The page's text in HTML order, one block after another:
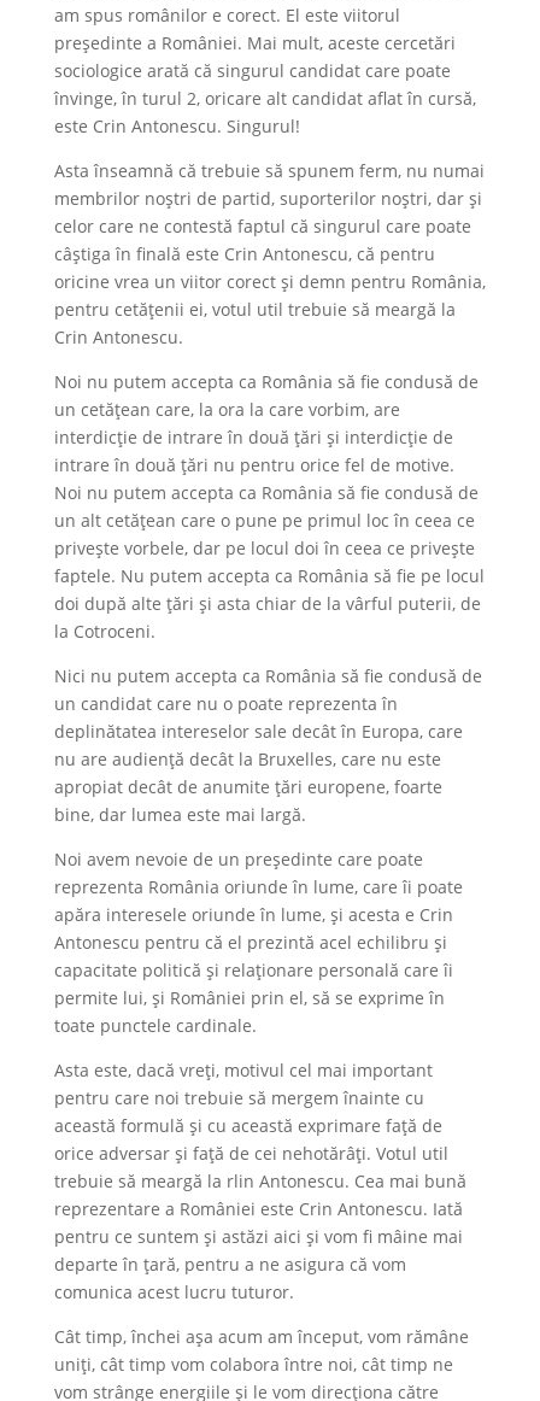
am spus românilor e corect. El este viitorul
președinte a României. Mai mult, aceste cercetări
sociologice arată că singurul candidat care poate
învinge, în turul 2, oricare alt candidat aflat în cursă,
este Crin Antonescu. Singurul!
Asta înseamnă că trebuie să spunem ferm, nu numai
membrilor noștri de partid, suporterilor noștri, dar și
celor care ne contestă faptul că singurul care poate
câștiga în finală este Crin Antonescu, că pentru
oricine vrea un viitor corect și demn pentru România,
pentru cetățenii ei, votul util trebuie să meargă la
Crin Antonescu.
Noi nu putem accepta ca România să fie condusă de
un cetățean care, la ora la care vorbim, are
interdicție de intrare în două țări și interdicție de
intrare în două țări nu pentru orice fel de motive.
Noi nu putem accepta ca România să fie condusă de
un alt cetățean care o pune pe primul loc în ceea ce
privește vorbele, dar pe locul doi în ceea ce privește
faptele. Nu putem accepta ca România să fie pe locul
doi după alte țări și asta chiar de la vârful puterii, de
la Cotroceni.
Nici nu putem accepta ca România să fie condusă de
un candidat care nu o poate reprezenta în
deplinătatea intereselor sale decât în Europa, care
nu are audiență decât la Bruxelles, care nu este
apropiat decât de anumite țări europene, foarte
bine, dar lumea este mai largă.
Noi avem nevoie de un președinte care poate
reprezenta România oriunde în lume, care îi poate
apăra interesele oriunde în lume, și acesta e Crin
Antonescu pentru că el prezintă acel echilibru și
capacitate politică și relaționare personală care îi
permite lui, și României prin el, să se exprime în
toate punctele cardinale.
Asta este, dacă vreți, motivul cel mai important
pentru care noi trebuie să mergem înainte cu
această formulă și cu această exprimare față de
orice adversar și față de cei nehotărâți. Votul util
trebuie să meargă la rlin Antonescu. Cea mai bună
reprezentare a României este Crin Antonescu. Iată
pentru ce suntem și astăzi aici și vom fi mâine mai
departe în țară, pentru a ne asigura că vom
comunica acest lucru tuturor.
Cât timp, închei așa acum am început, vom rămâne
uniți, cât timp vom colabora între noi, cât timp ne
vom strânge energiile și le vom direcționa către